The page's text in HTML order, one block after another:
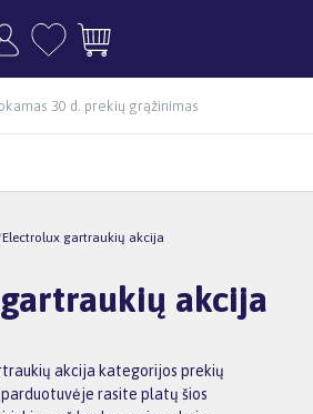
30 d. prekių grąžinimas
Electrolux gartraukių akcija
akcija
akcija kategorijos prekių
parduotuvėje rasite platų šios